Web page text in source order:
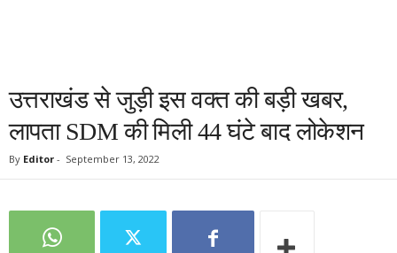
उत्तराखंड से जुड़ी इस वक्त की बड़ी खबर,
लापता SDM की मिली 44 घंटे बाद लोकेशन
By Editor - September 13, 2022